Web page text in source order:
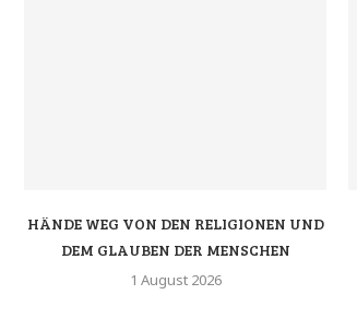
HÄNDE WEG VON DEN RELIGIONEN UND
DEM GLAUBEN DER MENSCHEN
1 August 2026